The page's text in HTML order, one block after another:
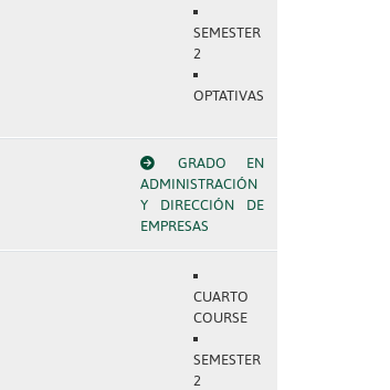
SEMESTER
2
OPTATIVAS
GRADO EN
ADMINISTRACIÓN
Y DIRECCIÓN DE
EMPRESAS
CUARTO
COURSE
SEMESTER
2